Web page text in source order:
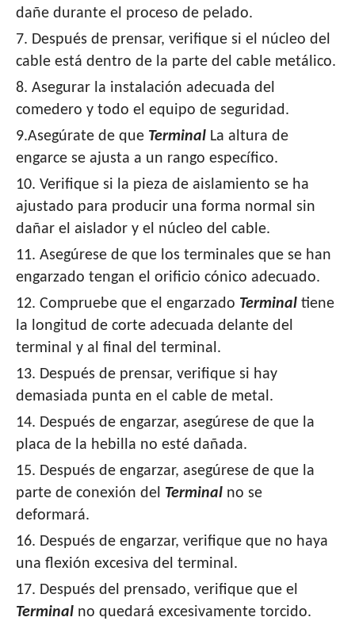
dañe durante el proceso de pelado.
7. Después de prensar, verifique si el núcleo del
cable está dentro de la parte del cable metálico.
8. Asegurar la instalación adecuada del
comedero y todo el equipo de seguridad.
9.Asegúrate de que Terminal La altura de
engarce se ajusta a un rango específico.
10. Verifique si la pieza de aislamiento se ha
ajustado para producir una forma normal sin
dañar el aislador y el núcleo del cable.
11. Asegúrese de que los terminales que se han
engarzado tengan el orificio cónico adecuado.
12. Compruebe que el engarzado Terminal tiene
la longitud de corte adecuada delante del
terminal y al final del terminal.
13. Después de prensar, verifique si hay
demasiada punta en el cable de metal.
14. Después de engarzar, asegúrese de que la
placa de la hebilla no esté dañada.
15. Después de engarzar, asegúrese de que la
parte de conexión del Terminal no se
deformará.
16. Después de engarzar, verifique que no haya
una flexión excesiva del terminal.
17. Después del prensado, verifique que el
Terminal no quedará excesivamente torcido.